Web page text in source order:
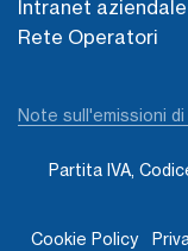
Intranet aziendale
Rete Operatori
Note sull'emissioni di
Partita IVA,
Cookie Policy